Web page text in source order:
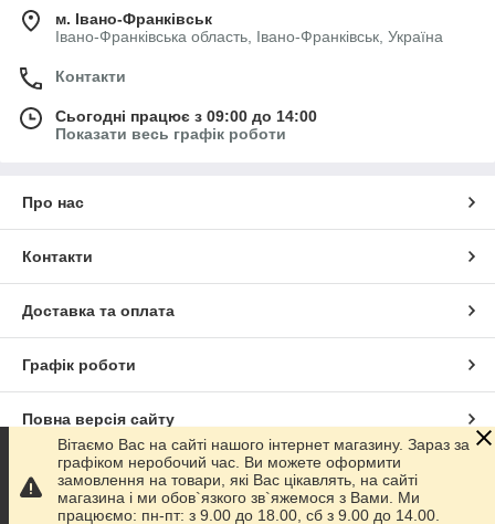
м. Івано-Франківськ
Івано-Франківська область, Івано-Франківськ, Україна
Контакти
Сьогодні працює з 09:00 до 14:00
Показати весь графік роботи
Про нас
Контакти
Доставка та оплата
Графік роботи
Повна версія сайту
Сайт створено на маркетплейсіProm.ua
Вітаємо Вас на сайті нашого інтернет магазину. Зараз за
графіком неробочий час. Ви можете оформити
замовлення на товари, які Вас цікавлять, на сайті
магазина і ми обов`язкого зв`яжемося з Вами. Ми
працюємо: пн-пт: з 9.00 до 18.00, сб з 9.00 до 14.00.